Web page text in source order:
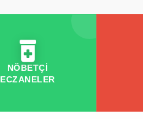
NÖBETÇİ
ECZANELER